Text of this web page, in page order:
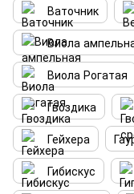
Ваточник
Виола
Виола Рогатая
Гвоздика
Гейхера
Гибискус